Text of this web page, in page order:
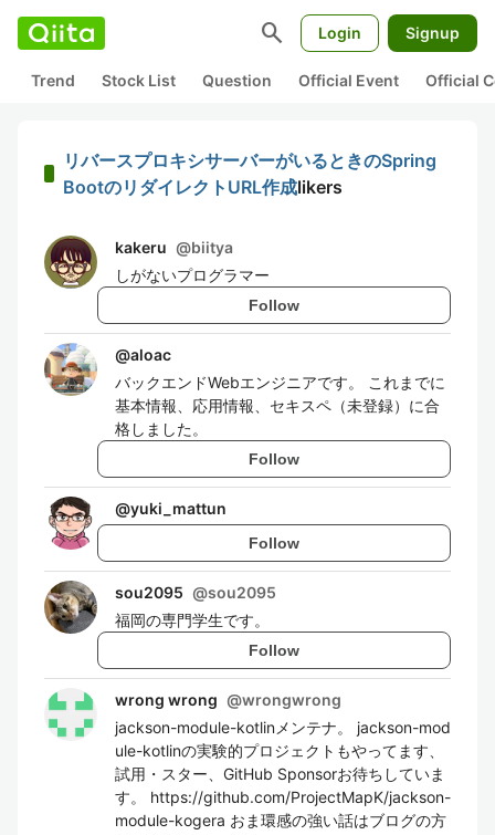
search Login Signup
Trend Stock List Question Official Event Official
リバースプロキシサーバーがいるときのSpring
BootのリダイレクトURL作成likers
kakeru @biitya
しがないプログラマー
Follow
@aloac
バックエンドWebエンジニアです。 これまでに
基本情報、応用情報、セキスペ（未登録）に合
格しました。
Follow
@yuki_mattun
Follow
sou2095 @sou2095
福岡の専門学生です。
Follow
wrong wrong @wrongwrong
jackson-module-kotlinメンテナ。 jackson-mod
ule-kotlinの実験的プロジェクトもやってます、
試用・スター、GitHub Sponsorお待ちしていま
す。 https://github.com/ProjectMapK/jackson-
module-kogera おま環感の強い話はブログの方